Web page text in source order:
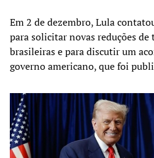
Em 2 de dezembro, Lula
para solicitar novas reduções de
brasileiras e para discutir um
governo americano, que foi